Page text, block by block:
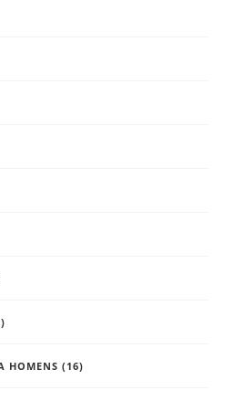
HOMENS (16)